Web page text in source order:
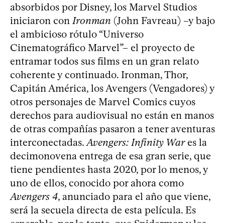
absorbidos por Disney, los Marvel Studios
iniciaron conIronman (John Favreau) –y bajo
el ambicioso rótulo “Universo
Cinematográfico Marvel”– el proyecto de
entramar todos sus films en un gran relato
coherente y continuado. Ironman, Thor,
Capitán América, los Avengers (Vengadores) y
otros personajes de Marvel Comics cuyos
derechos para audiovisual no están en manos
de otras compañías pasaron a tener aventuras
interconectadas.Avengers: Infinity Wares la
decimonovena entrega de esa gran serie, que
tiene pendientes hasta 2020, por lo menos, y
uno de ellos, conocido por ahora como
Avengers 4, anunciado para el año que viene,
será la secuela directa de esta película. Es